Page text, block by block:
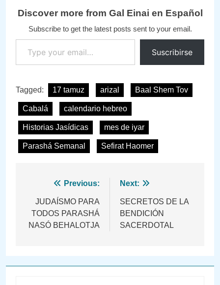
Discover more from Gal Einai en Español
Subscribe to get the latest posts sent to your email.
Type your email…
Suscribirse
Tagged: 17 tamuz arizal Baal Shem Tov
Cabalá calendario hebreo
Historias Jasídicas mes de iyar
Parashá Semanal Sefirat Haomer
Navegación
de
entradas
Previous:
JUDAÍSMO PARA
TODOS PARASHÁ
NASÓ BEHALOTJA
Next:
SECRETOS DE LA
BENDICIÓN
SACERDOTAL